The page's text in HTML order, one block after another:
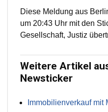
Diese Meldung aus
um 20:43 Uhr mit den
Gesellschaft, Justiz
Weitere Artikel
Newsticker
Immobilienverkauf mit